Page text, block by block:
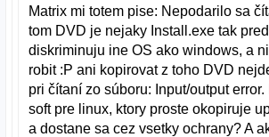
Matrix mi totem pise: Nepodarilo sa
tom DVD je nejaky Install.exe tak
diskriminuju ine OS ako windows, a
robit :P ani kopirovat z toho DVD
pri čítaní zo súboru: Input/output
soft pre linux, ktory proste okopiruje
a dostane sa cez vsetky ochrany? A